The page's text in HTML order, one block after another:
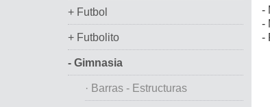
+ Futbol
+ Futbolito
- Gimnasia
· Barras - Estructuras
-
-
-